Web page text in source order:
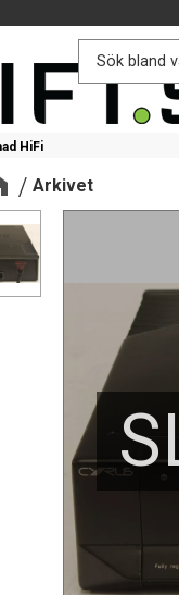
HiFi
Arkivet